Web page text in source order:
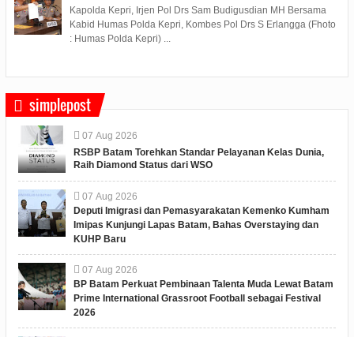
Kapolda Kepri, Irjen Pol Drs Sam Budigusdian MH Bersama
Kabid Humas Polda Kepri, Kombes Pol Drs S Erlangga (Fhoto
: Humas Polda Kepri) ...
simplepost
07 Aug 2026
RSBP Batam Torehkan Standar Pelayanan Kelas Dunia,
Raih Diamond Status dari WSO
07 Aug 2026
Deputi Imigrasi dan Pemasyarakatan Kemenko Kumham
Imipas Kunjungi Lapas Batam, Bahas Overstaying dan
KUHP Baru
07 Aug 2026
BP Batam Perkuat Pembinaan Talenta Muda Lewat Batam
Prime International Grassroot Football sebagai Festival
2026